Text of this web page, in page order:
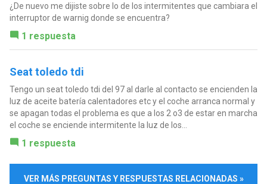
¿De nuevo me dijiste sobre lo de los intermitentes que cambiara el
interruptor de warnig donde se encuentra?
1 respuesta
Seat toledo tdi
Tengo un seat toledo tdi del 97 al darle al contacto se encienden la
luz de aceite batería calentadores etc y el coche arranca normal y
se apagan todas el problema es que a los 2 o3 de estar en marcha
el coche se enciende intermitente la luz de los...
1 respuesta
VER MÁS PREGUNTAS Y RESPUESTAS RELACIONADAS »